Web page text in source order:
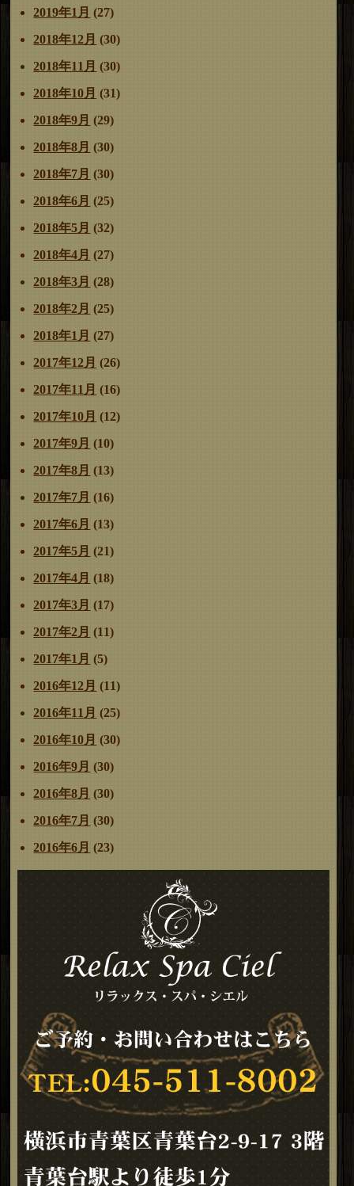
2019年1月 (27)
2018年12月 (30)
2018年11月 (30)
2018年10月 (31)
2018年9月 (29)
2018年8月 (30)
2018年7月 (30)
2018年6月 (25)
2018年5月 (32)
2018年4月 (27)
2018年3月 (28)
2018年2月 (25)
2018年1月 (27)
2017年12月 (26)
2017年11月 (16)
2017年10月 (12)
2017年9月 (10)
2017年8月 (13)
2017年7月 (16)
2017年6月 (13)
2017年5月 (21)
2017年4月 (18)
2017年3月 (17)
2017年2月 (11)
2017年1月 (5)
2016年12月 (11)
2016年11月 (25)
2016年10月 (30)
2016年9月 (30)
2016年8月 (30)
2016年7月 (30)
2016年6月 (23)